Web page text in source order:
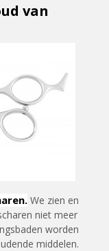
van
We zien en
niet meer
worden
middelen.